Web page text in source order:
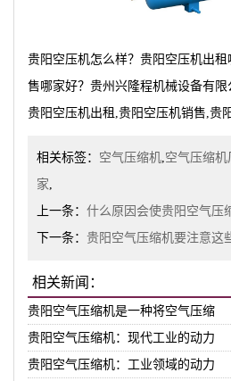
贵阳空压机怎么样？贵阳空压机出
售哪家好？贵州兴隆程机械设备有限
贵阳空压机出租,贵阳空压机销售,贵
相关标签： 空气压缩机 空气压缩机
家
上一条： 什么原因会使贵阳空气压
下一条： 贵阳空气压缩机要注意这
相关新闻：
贵阳空气压缩机是一种将空气压缩
贵阳空气压缩机：现代工业的动力
贵阳空气压缩机：工业领域的动力